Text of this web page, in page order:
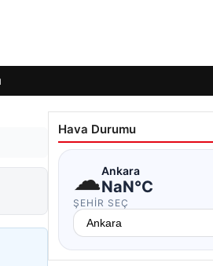
Hava Durumu
☁Ankara
NaN°C
ŞEHIR SEÇ